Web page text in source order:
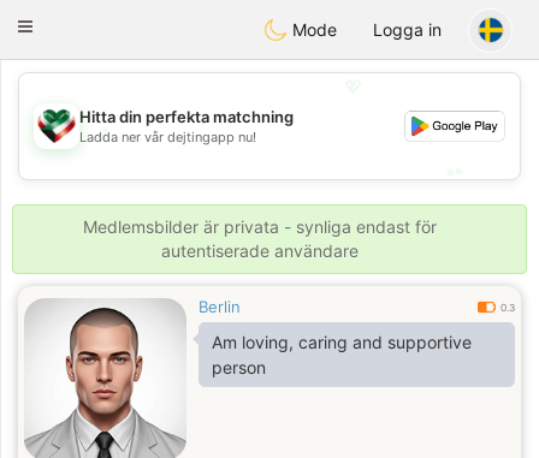
KuwaitChat
Toggle
Mode Logga in
💖
💕
Hitta din perfekta matchning
Ladda ner vår dejtingapp nu!
Medlemsbilder är privata - synliga endast för
autentiserade användare
Berlin 0.3
Am loving, caring and supportive
person